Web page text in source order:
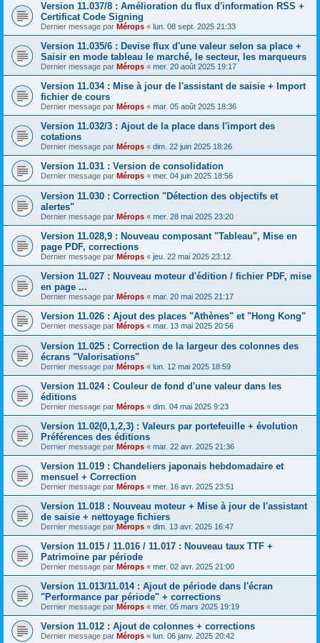
Version 11.037/8 : Amélioration du flux d'information RSS +
Certificat Code Signing
Dernier message par Mérops « lun. 08 sept. 2025 21:33
Version 11.035/6 : Devise flux d'une valeur selon sa place +
Saisir en mode tableau le marché, le secteur, les marqueurs
Dernier message par Mérops « mer. 20 août 2025 19:17
Version 11.034 : Mise à jour de l'assistant de saisie + Import
fichier de cours
Dernier message par Mérops « mar. 05 août 2025 18:36
Version 11.032/3 : Ajout de la place dans l'import des
cotations
Dernier message par Mérops « dim. 22 juin 2025 18:26
Version 11.031 : Version de consolidation
Dernier message par Mérops « mer. 04 juin 2025 18:56
Version 11.030 : Correction "Détection des objectifs et
alertes"
Dernier message par Mérops « mer. 28 mai 2025 23:20
Version 11.028,9 : Nouveau composant "Tableau", Mise en
page PDF, corrections
Dernier message par Mérops « jeu. 22 mai 2025 23:12
Version 11.027 : Nouveau moteur d'édition / fichier PDF, mise
en page ...
Dernier message par Mérops « mar. 20 mai 2025 21:17
Version 11.026 : Ajout des places "Athènes" et "Hong Kong"
Dernier message par Mérops « mar. 13 mai 2025 20:56
Version 11.025 : Correction de la largeur des colonnes des
écrans "Valorisations"
Dernier message par Mérops « lun. 12 mai 2025 18:59
Version 11.024 : Couleur de fond d'une valeur dans les
éditions
Dernier message par Mérops « dim. 04 mai 2025 9:23
Version 11.02(0,1,2,3) : Valeurs par portefeuille + évolution
Préférences des éditions
Dernier message par Mérops « mar. 22 avr. 2025 21:36
Version 11.019 : Chandeliers japonais hebdomadaire et
mensuel + Correction
Dernier message par Mérops « mer. 16 avr. 2025 23:51
Version 11.018 : Nouveau moteur + Mise à jour de l'assistant
de saisie + nettoyage fichiers
Dernier message par Mérops « dim. 13 avr. 2025 16:47
Version 11.015 / 11.016 / 11.017 : Nouveau taux TTF +
Patrimoine par période
Dernier message par Mérops « mer. 02 avr. 2025 21:00
Version 11.013/11.014 : Ajout de période dans l'écran
"Performance par période" + corrections
Dernier message par Mérops « mer. 05 mars 2025 19:19
Version 11.012 : Ajout de colonnes + corrections
Dernier message par Mérops « lun. 06 janv. 2025 20:42